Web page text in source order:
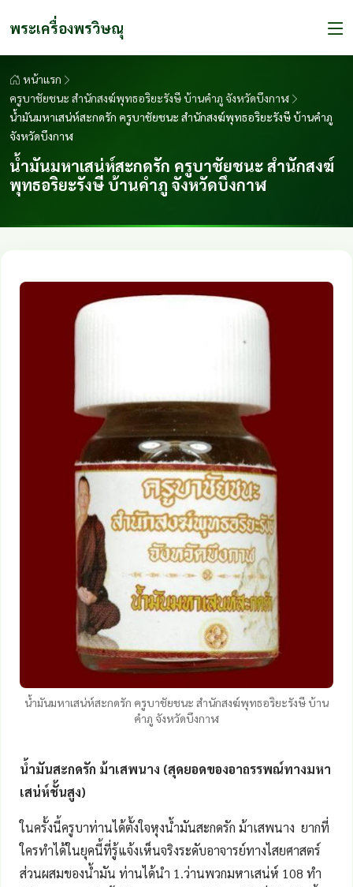
พระเครื่องพรวิษณุ
หน้าแรก
ครูบาชัยชนะ สำนักสงฆ์พุทธอริยะรังษี บ้านคำภู จังหวัดบึงกาฬ
น้ำมันมหาเสน่ห์สะกดรัก ครูบาชัยชนะ สำนักสงฆ์พุทธอริยะรังษี บ้านคำภู
จังหวัดบึงกาฬ
น้ำมันมหาเสน่ห์สะกดรัก ครูบาชัยชนะ สำนักสงฆ์
พุทธอริยะรังษี บ้านคำภู จังหวัดบึงกาฬ
น้ำมันมหาเสน่ห์สะกดรัก ครูบาชัยชนะ สำนักสงฆ์พุทธอริยะรังษี บ้าน
คำภู จังหวัดบึงกาฬ
น้ำมันสะกดรัก ม้าเสพนาง (สุดยอดของอาถรรพณ์ทางมหา
เสน่ห์ชั้นสูง)
ในครั้งนี้ครูบาท่านได้ตั้งใจหุงน้ำมันสะกดรัก ม้าเสพนาง ยากที่
ใครทำได้ในยุคนี้ที่รู้แจ้งเห็นจริงระดับอาจารย์ทางไสยศาสตร์
ส่วนผสมของน้ำมัน ท่านได้นำ 1.ว่านพวกมหาเสน่ห์ 108 ทำ